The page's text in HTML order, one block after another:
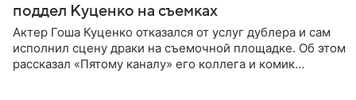
поддел Куценко на съемках
Актер Гоша Куценко отказался от услуг дублера и сам
исполнил сцену драки на съемочной площадке. Об этом
рассказал «Пятому каналу» его коллега и комик